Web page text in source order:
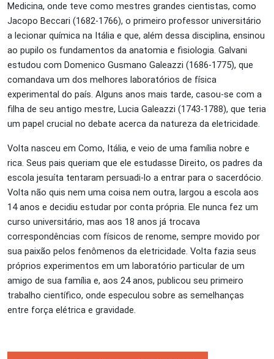
Medicina, onde teve como mestres grandes cientistas, como
Jacopo Beccari (1682-1766), o primeiro professor universitário
a lecionar química na Itália e que, além dessa disciplina, ensinou
ao pupilo os fundamentos da anatomia e fisiologia. Galvani
estudou com Domenico Gusmano Galeazzi (1686-1775), que
comandava um dos melhores laboratórios de física
experimental do país. Alguns anos mais tarde, casou-se com a
filha de seu antigo mestre, Lucia Galeazzi (1743-1788), que teria
um papel crucial no debate acerca da natureza da eletricidade.
Volta nasceu em Como, Itália, e veio de uma família nobre e
rica. Seus pais queriam que ele estudasse Direito, os padres da
escola jesuíta tentaram persuadi-lo a entrar para o sacerdócio.
Volta não quis nem uma coisa nem outra, largou a escola aos
14 anos e decidiu estudar por conta própria. Ele nunca fez um
curso universitário, mas aos 18 anos já trocava
correspondências com físicos de renome, sempre movido por
sua paixão pelos fenômenos da eletricidade. Volta fazia seus
próprios experimentos em um laboratório particular de um
amigo de sua família e, aos 24 anos, publicou seu primeiro
trabalho científico, onde especulou sobre as semelhanças
entre força elétrica e gravidade.